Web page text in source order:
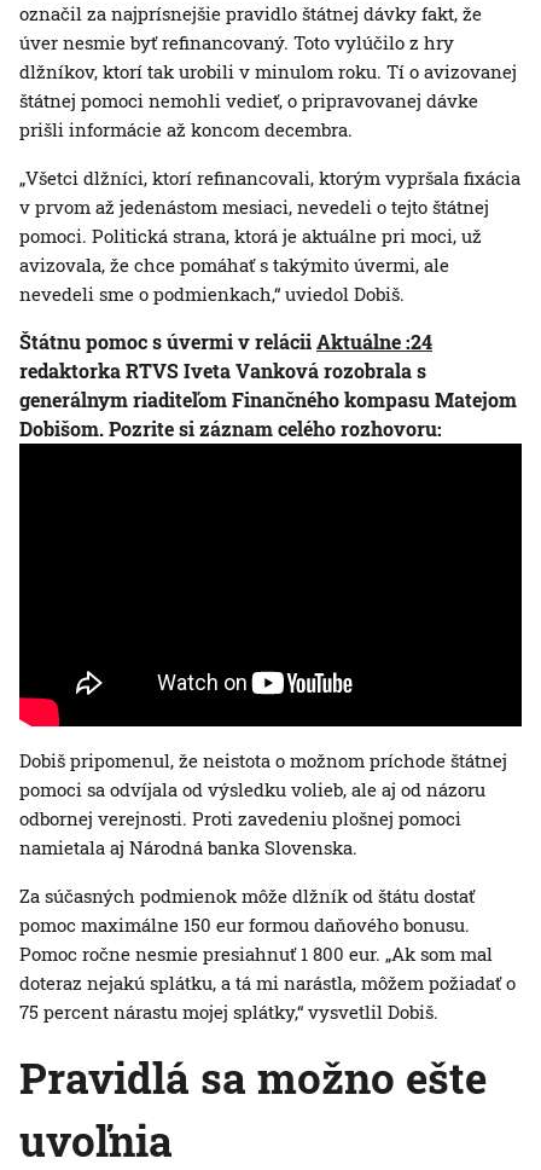
označil za najprísnejšie pravidlo štátnej dávky fakt, že
úver nesmie byť refinancovaný. Toto vylúčilo z hry
dlžníkov, ktorí tak urobili v minulom roku. Tí o avizovanej
štátnej pomoci nemohli vedieť, o pripravovanej dávke
prišli informácie až koncom decembra.
„Všetci dlžníci, ktorí refinancovali, ktorým vypršala fixácia
v prvom až jedenástom mesiaci, nevedeli o tejto štátnej
pomoci. Politická strana, ktorá je aktuálne pri moci, už
avizovala, že chce pomáhať s takýmito úvermi, ale
nevedeli sme o podmienkach,“ uviedol Dobiš.
Štátnu pomoc s úvermi v reláciiAktuálne :24
redaktorka RTVS Iveta Vanková rozobrala s
generálnym riaditeľom Finančného kompasu Matejom
Dobišom. Pozrite si záznam celého rozhovoru:
Dobiš pripomenul, že neistota o možnom príchode štátnej
pomoci sa odvíjala od výsledku volieb, ale aj od názoru
odbornej verejnosti. Proti zavedeniu plošnej pomoci
namietala aj Národná banka Slovenska.
Za súčasných podmienok môže dlžník od štátu dostať
pomoc maximálne 150 eur formou daňového bonusu.
Pomoc ročne nesmie presiahnuť 1 800 eur. „Ak som mal
doteraz nejakú splátku, a tá mi narástla, môžem požiadať o
75 percent nárastu mojej splátky,“ vysvetlil Dobiš.
Pravidlá sa možno ešte
uvoľnia